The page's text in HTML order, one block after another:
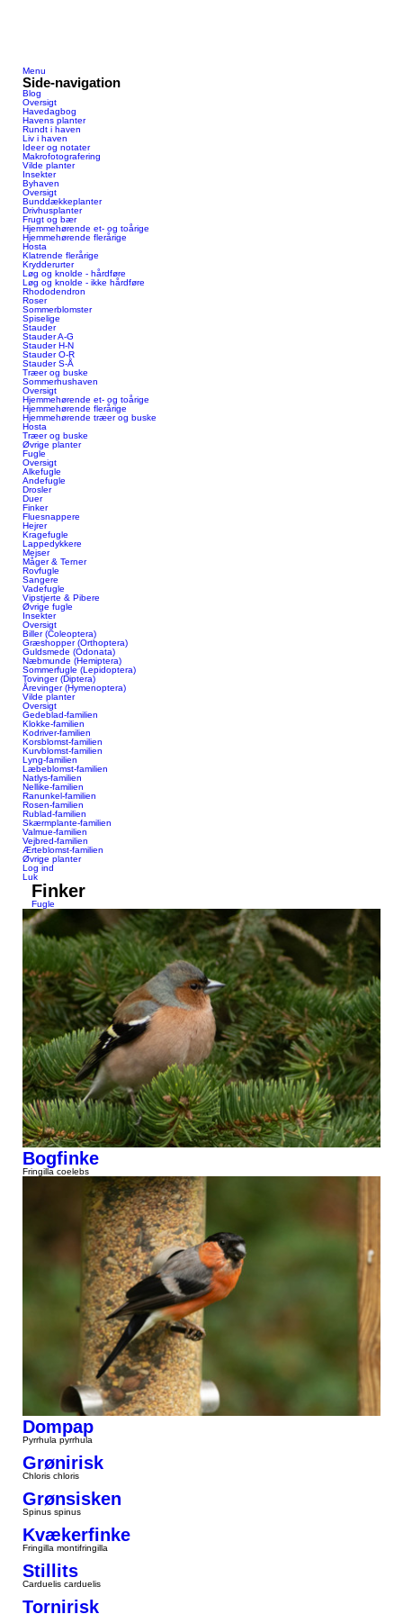
Menu
Side-navigation
Blog
Oversigt
Havedagbog
Havens planter
Rundt i haven
Liv i haven
Ideer og notater
Makrofotografering
Vilde planter
Insekter
Byhaven
Oversigt
Bunddækkeplanter
Drivhusplanter
Frugt og bær
Hjemmehørende et- og toårige
Hjemmehørende flerårige
Hosta
Klatrende flerårige
Krydderurter
Løg og knolde - hårdføre
Løg og knolde - ikke hårdføre
Rhododendron
Roser
Sommerblomster
Spiselige
Stauder
Stauder A-G
Stauder H-N
Stauder O-R
Stauder S-Å
Træer og buske
Sommerhushaven
Oversigt
Hjemmehørende et- og toårige
Hjemmehørende flerårige
Hjemmehørende træer og buske
Hosta
Træer og buske
Øvrige planter
Fugle
Oversigt
Alkefugle
Andefugle
Drosler
Duer
Finker
Fluesnappere
Hejrer
Kragefugle
Lappedykkere
Mejser
Måger & Terner
Rovfugle
Sangere
Vadefugle
Vipstjerte & Pibere
Øvrige fugle
Insekter
Oversigt
Biller (Coleoptera)
Græshopper (Orthoptera)
Guldsmede (Odonata)
Næbmunde (Hemiptera)
Sommerfugle (Lepidoptera)
Tovinger (Diptera)
Årevinger (Hymenoptera)
Vilde planter
Oversigt
Gedeblad-familien
Klokke-familien
Kodriver-familien
Korsblomst-familien
Kurvblomst-familien
Lyng-familien
Læbeblomst-familien
Natlys-familien
Nellike-familien
Ranunkel-familien
Rosen-familien
Rublad-familien
Skærmplante-familien
Valmue-familien
Vejbred-familien
Ærteblomst-familien
Øvrige planter
Log ind
Luk
Finker
Fugle
Bogfinke
Fringilla coelebs
Dompap
Pyrrhula pyrrhula
Grønirisk
Chloris chloris
Grønsisken
Spinus spinus
Kvækerfinke
Fringilla montifringilla
Stillits
Carduelis carduelis
Tornirisk